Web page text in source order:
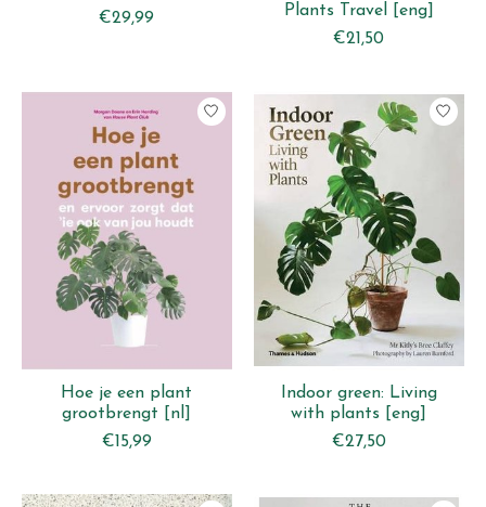
€29,99
Plants Travel [eng]
€21,50
Hoe je een plant
grootbrengt [nl]
€15,99
Indoor green: Living
with plants [eng]
€27,50